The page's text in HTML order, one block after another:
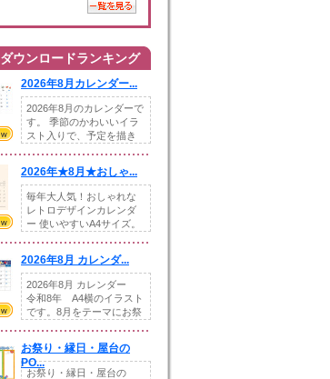
ダウンロードランキング
2026年8月カレンダー...
2026年8月のカレンダーで
す。 季節のかわいいイラ
スト入りで、予定を描き
2026年★8月★おしゃ...
毎年大人気！おしゃれな
レトロデザインカレンダ
ー 使いやすいA4サイズ。
2026年8月 カレンダ...
2026年8月 カレンダー
令和8年 A4横のイラスト
です。8月をテーマにお祭
お祭り・縁日・屋台の
PO...
お祭り・縁日・屋台の